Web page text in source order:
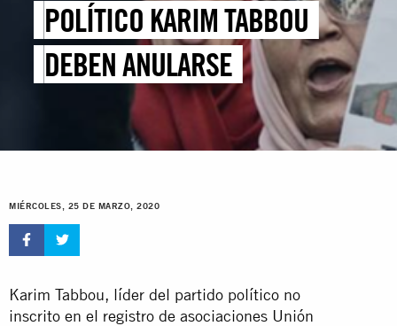
POLÍTICO KARIM TABBOU
DEBEN ANULARSE
MIÉRCOLES, 25 DE MARZO, 2020
Karim Tabbou, líder del partido político no
inscrito en el registro de asociaciones Unión